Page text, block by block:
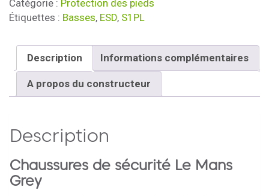
LE
MANS
S1PL
FO
Catégorie : Protection des pieds
Étiquettes : Basses, ESD, S1PL
Description Informations complémentaires
A propos du constructeur
Description
Chaussures de sécurité Le Mans
Grey